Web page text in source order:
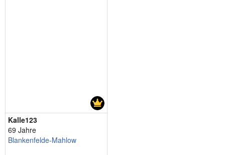
Kalle123
69 Jahre
Blankenfelde-Mahlow